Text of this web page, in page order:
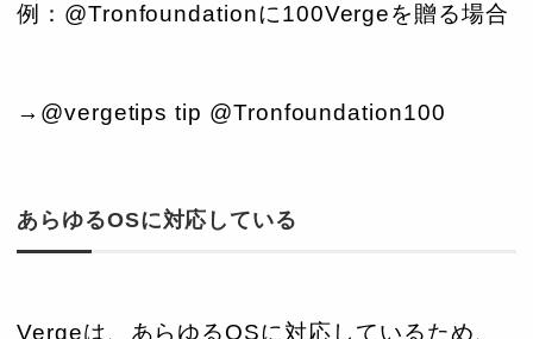
例：@Tronfoundationに100Vergeを贈る場合
あらゆるOSに対応している
Vergeは、あらゆるOSに対応しているため、